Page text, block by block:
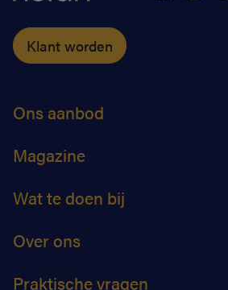
Klant worden
Ons aanbod
Magazine
Wat te doen bij
Over ons
Praktische vragen